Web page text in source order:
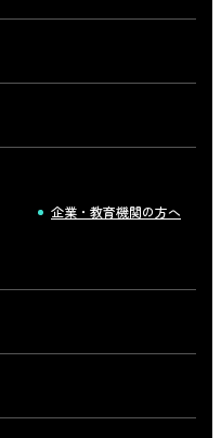
企業・教育機関の方へ